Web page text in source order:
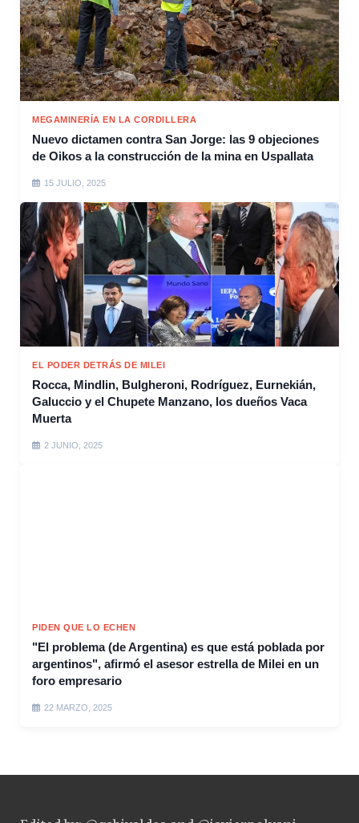
MEGAMINERÍA EN LA CORDILLERA
Nuevo dictamen contra San Jorge: las 9 objeciones
de Oikos a la construcción de la mina en Uspallata
15 JULIO, 2025
EL PODER DETRÁS DE MILEI
Rocca, Mindlin, Bulgheroni, Rodríguez, Eurnekián,
Galuccio y el Chupete Manzano, los dueños Vaca
Muerta
2 JUNIO, 2025
PIDEN QUE LO ECHEN
"El problema (de Argentina) es que está poblada por
argentinos", afirmó el asesor estrella de Milei en un
foro empresario
22 MARZO, 2025